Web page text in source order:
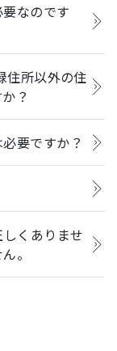
なのです
住所以外の住
？
要ですか？
くありませ
。